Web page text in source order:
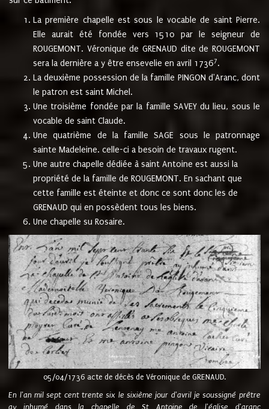
La première chapelle est sous le vocable de saint Pierre.
Elle aurait été fondée vers 1510 par le seigneur de
ROUGEMONT. Véronique de GRENAUD dite de ROUGEMONT
sera la dernière a y être ensevelie en avril 17367.
La deuxième possession de la famille PINGON d'Aranc, dont
le patron est saint Michel.
Une troisième fondée par la famille SAVEY du lieu, sous le
vocable de saint Claude.
Une quatrième de la famille SAGE sous le patronnage
sainte Madeleine. celle-ci a besoin de travaux rugent.
Une autre chapelle dédiée à saint Antoine est aussi la
propriété de la famille de ROUGEMONT. En sachant que
cette famille est éteinte et donc ce sont donc les de
GRENAUD qui en possèdent tous les biens.
Une chapelle su Rosaire.
05/04/1736 acte de décès de Véronique de GRENAUD.
En l'an mil sept cent trente six le sixième jour d'avril je soussigné prêtre
ay inhumé dans la chapelle de St Antoine de l'église d'aranc